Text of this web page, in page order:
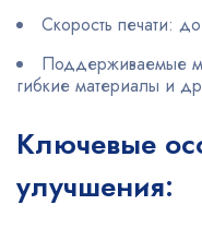
Скорость печати:
Поддерживаемые
гибкие материалы и
Ключевые
улучшения: